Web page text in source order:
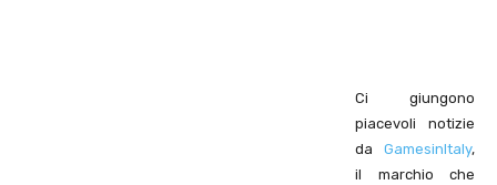
Ci giungono
piacevoli notizie
da GamesinItaly,
il marchio che